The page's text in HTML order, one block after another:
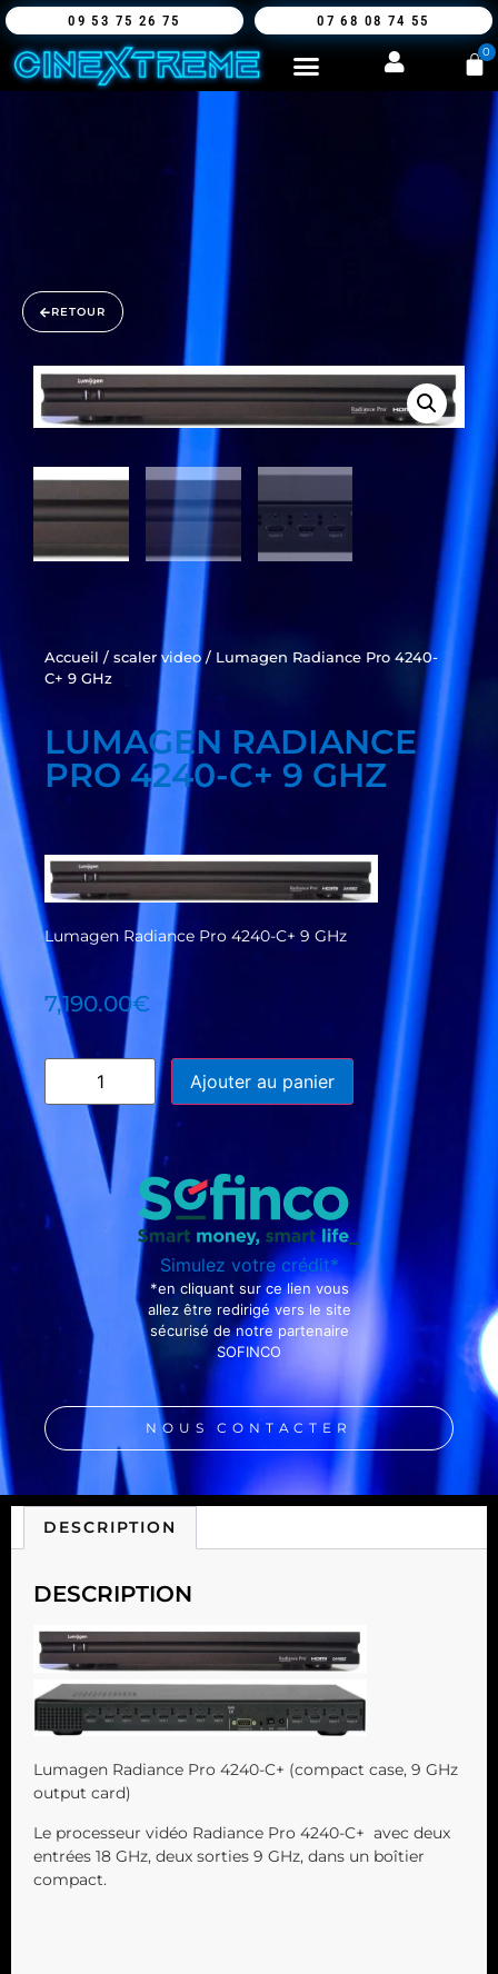
09 53 75 26 75 07 68 08 74 55
0
RETOUR
Accueil / scaler video/ Lumagen Radiance Pro 4240-
C+ 9 GHz
LUMAGEN RADIANCE
PRO 4240-C+ 9 GHZ
Lumagen Radiance Pro 4240-C+ 9 GHz
7,190.00€
Ajouter au panier
Simulez votre crédit*
*en cliquant sur ce lien vous
allez être redirigé vers le site
sécurisé de notre partenaire
SOFINCO
NOUS CONTACTER
DESCRIPTION
DESCRIPTION
Lumagen Radiance Pro 4240-C+ (compact case, 9 GHz
output card)
Le processeur vidéo Radiance Pro 4240-C+ avec deux
entrées 18 GHz, deux sorties 9 GHz, dans un boîtier
compact.